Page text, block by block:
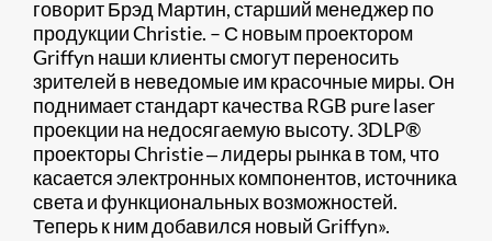
говорит Брэд Мартин, старший менеджер по
продукции Christie. – С новым проектором
Griffyn наши клиенты смогут переносить
зрителей в неведомые им красочные миры. Он
поднимает стандарт качества RGB pure laser
проекции на недосягаемую высоту. 3DLP®
проекторы Christie ‒ лидеры рынка в том, что
касается электронных компонентов, источника
света и функциональных возможностей.
Теперь к ним добавился новый Griffyn».